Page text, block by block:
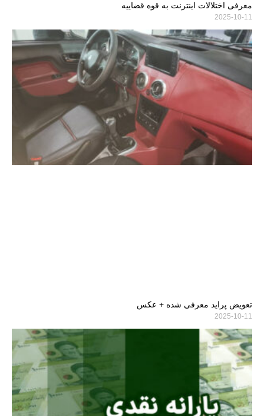
معرفی اختلالات اینترنت به قوه قضاییه
2025-10-11
تعویض پراید معرفی شده + عکس
2025-10-11